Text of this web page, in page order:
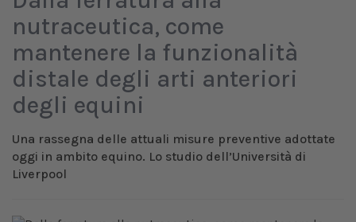
nutraceutica, come
mantenere la funzionalità
distale degli arti anteriori
degli equini
Una rassegna delle attuali misure preventive adottate
oggi in ambito equino. Lo studio dell’Università di
Liverpool